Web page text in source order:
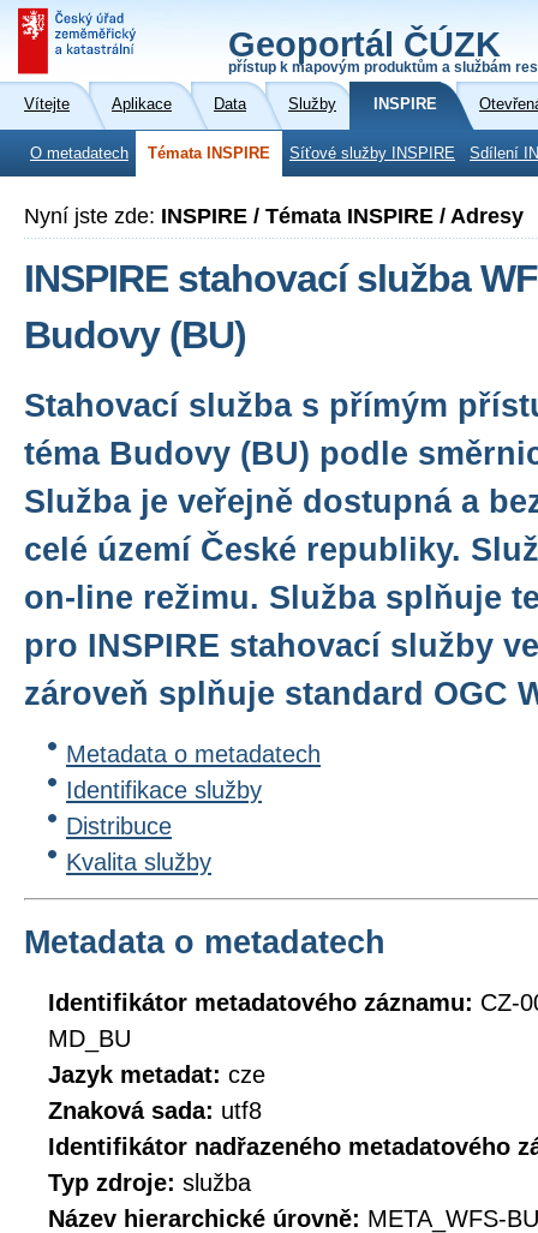
Geoportál ČÚZK
přístup k mapovým produktům a službám
Vítejte Aplikace Data Služby INSPIRE
O metadatech Témata INSPIRE Síťové služby INSPIRE Sdílení
Nyní jste zde: INSPIRE / Témata INSPIRE / Adresy
INSPIRE stahovací služba
Budovy (BU)
Stahovací služba s přímým
téma Budovy (BU) podle
Služba je veřejně dostupná a
celé území České republiky.
on-line režimu. Služba splňuje
pro INSPIRE stahovací služby
zároveň splňuje standard OGC
Metadata o metadatech
Identifikace služby
Distribuce
Kvalita služby
Metadata o metadatech
Identifikátor metadatového záznamu: CZ-
MD_BU
Jazyk metadat: cze
Znaková sada: utf8
Identifikátor nadřazeného metadatového
Typ zdroje: služba
Název hierarchické úrovně: META_WFS-